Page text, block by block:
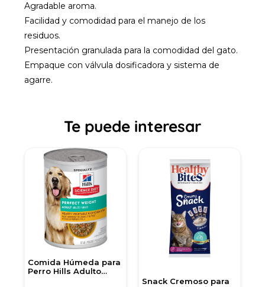
Agradable aroma.
Facilidad y comodidad para el manejo de los
residuos.
Presentación granulada para la comodidad del gato.
Empaque con válvula dosificadora y sistema de
agarre.
Te puede interesar